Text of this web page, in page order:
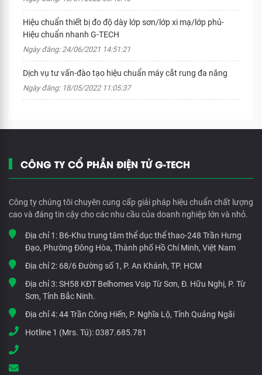
Hiệu chuẩn thiết bị đo độ dày lớp sơn/lớp xi mạ/lớp phủ-
Hiệu chuẩn nhanh G-TECH
Ngày đăng: 24/06/2021 14:51:21
Dịch vụ tư vấn-đào tạo hiệu chuẩn máy cắt rung đa năng
Ngày đăng: 18/05/2022 11:05:37
CÔNG TY CỔ PHẦN ĐIỆN TỬ G-TECH
Công ty chúng tôi chuyên cung cấp giải pháp hiệu chuẩn chất lượng
cao và đáng tin cậy cho các nhu cầu của doanh nghiệp lớn và nhỏ.
Địa chỉ 1: B6-Khu trung tâm thể dục thể thao-248 Trần Hưng
Đạo, Phường Đông Hòa, Thành phố Hồ Chí Minh, Việt Nam
Địa chỉ 2: 68/6 Đường số 1, P. An Khánh, TP. HCM
Địa chỉ 3:SH58 KĐT Belhomes Vsip Từ Sơn, Đ. Hữu Nghị, P. Từ
Sơn, Tỉnh Bắc Ninh.
Địa chỉ 4:44 Trần Công Hiến, P. Nghĩa Lộ, Tỉnh Quảng Ngãi
Hotline 1 (Mrs. Tú):0387.685.781